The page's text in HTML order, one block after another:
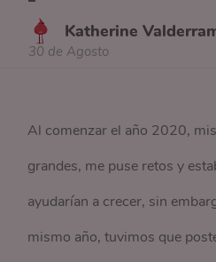
Katherine
30 de Agosto
Al comenzar el año 2020,
grandes, me puse retos y
ayudarían a crecer, sin
mismo año, tuvimos que